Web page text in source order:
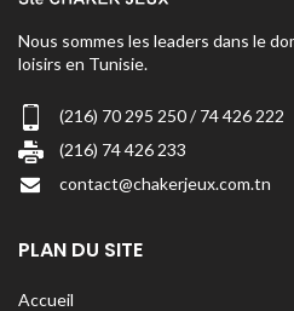
Nous sommes les leaders dans le
loisirs en Tunisie.
(216) 70 295 250 / 74 426 222
(216) 74 426 233
contact@chakerjeux.com.tn
PLAN DU SITE
Accueil